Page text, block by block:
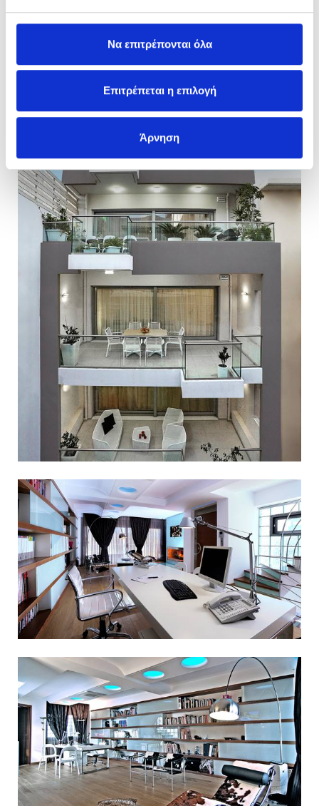
Να επιτρέπονται όλα
Επιτρέπεται η επιλογή
Άρνηση